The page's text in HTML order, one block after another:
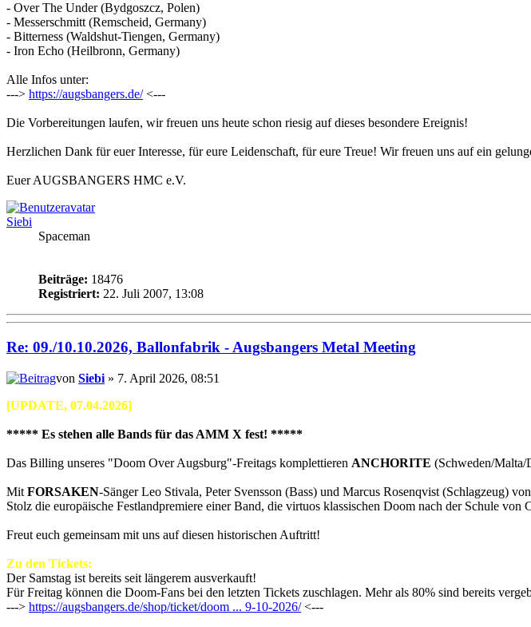
- Over The Under (Bydgoszcz, Polen)
- Messerschmitt (Remscheid, Germany)
- Bitterness (Waldshut-Tiengen, Germany)
- Iron Echo (Heilbronn, Germany)
Alle Infos unter:
---> https://augsbangers.de/<---
Die Vorbereitungen laufen, wir freuen uns heute schon riesig auf dieses besondere Ereignis!
Herzlichen Dank für euer Interesse, für eure Leidenschaft, für eure Treue! Wir freuen uns auf ein
Euer AUGSBANGERS HMC e.V.
Siebi
Spaceman
Beiträge: 18476
Registriert: 22. Juli 2007, 13:08
Re: 09./10.10.2026, Ballonfabrik - Augsbangers Metal Meeting
von Siebi » 7. April 2026, 08:51
[UPDATE, 07.04.2026]
***** Es stehen alle Bands für das AMM X fest! *****
Das Billing unseres "Doom Over Augsburg"-Freitags komplettieren ANCHORITE (Schweden/Malta/
Mit FORSAKEN-Sänger Leo Stivala, Peter Svensson (Bass) und Marcus Rosenqvist
Stolz die europäische Festlandpremiere einer Band, die virtuos klassischen Doom nach der Schule
Freut euch gemeinsam mit uns auf diesen historischen Auftritt!
Zu den Tickets:
Der Samstag ist bereits seit längerem ausverkauft!
Für Freitag können die Doom-Fans bei den letzten Tickets zuschlagen. Mehr als 80% sind bereits
---> https://augsbangers.de/shop/ticket/doom ... 9-10-2026/<---